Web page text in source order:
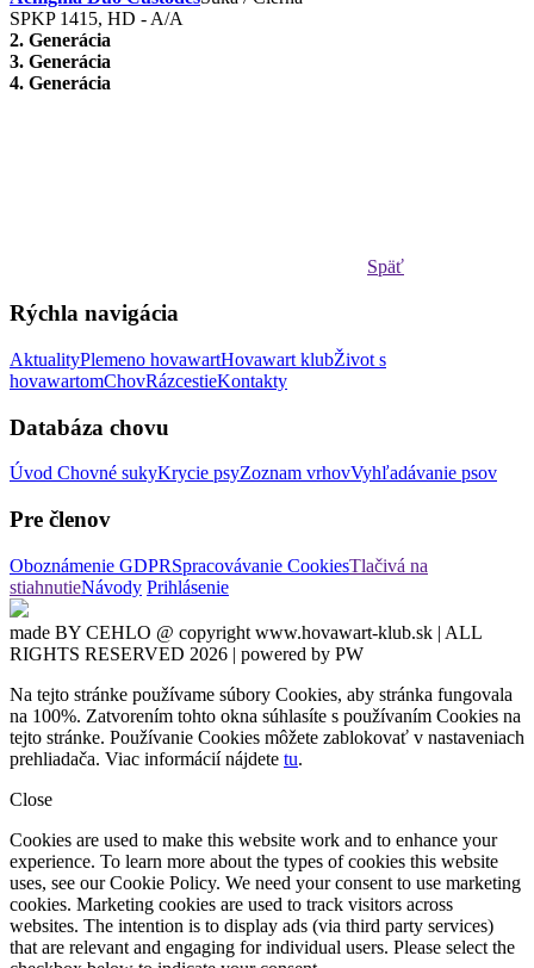
SPKP 1415 , HD - A/A
2. Generácia
3. Generácia
4. Generácia
Späť
Rýchla navigácia
AktualityPlemeno hovawartHovawart klubŽivot s
hovawartomChovRázcestieKontakty
Databáza chovu
Úvod Chovné sukyKrycie psyZoznam vrhovVyhľadávanie psov
Pre členov
Oboznámenie GDPRSpracovávanie CookiesTlačivá na
stiahnutieNávody Prihlásenie
made BY CEHLO @ copyright www.hovawart-klub.sk | ALL
RIGHTS RESERVED 2026 | powered by PW
Na tejto stránke používame súbory Cookies, aby stránka fungovala
na 100%. Zatvorením tohto okna súhlasíte s používaním Cookies na
tejto stránke. Používanie Cookies môžete zablokovať v nastaveniach
prehliadača. Viac informácií nájdete tu.
Close
Cookies are used to make this website work and to enhance your
experience. To learn more about the types of cookies this website
uses, see our Cookie Policy. We need your consent to use marketing
cookies. Marketing cookies are used to track visitors across
websites. The intention is to display ads (via third party services)
that are relevant and engaging for individual users. Please select the